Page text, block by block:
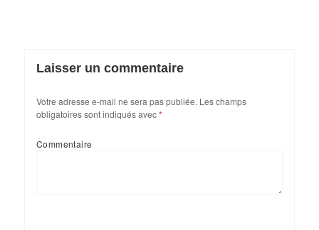
Laisser un commentaire
Votre adresse e-mail ne sera pas publiée. Les champs
obligatoires sont indiqués avec*
Commentaire